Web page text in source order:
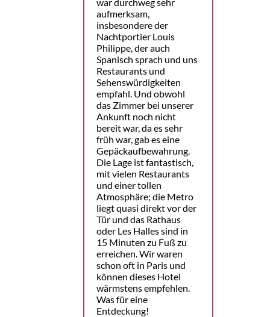
aufmerksam,
insbesondere der
Nachtportier Louis
Philippe, der auch
Spanisch sprach und uns
Restaurants und
Sehenswürdigkeiten
empfahl. Und obwohl
das Zimmer bei unserer
Ankunft noch nicht
bereit war, da es sehr
früh war, gab es eine
Gepäckaufbewahrung.
Die Lage ist fantastisch,
mit vielen Restaurants
und einer tollen
Atmosphäre; die Metro
liegt quasi direkt vor der
Tür und das Rathaus
oder Les Halles sind in
15 Minuten zu Fuß zu
erreichen. Wir waren
schon oft in Paris und
können dieses Hotel
wärmstens empfehlen.
Was für eine
Entdeckung!